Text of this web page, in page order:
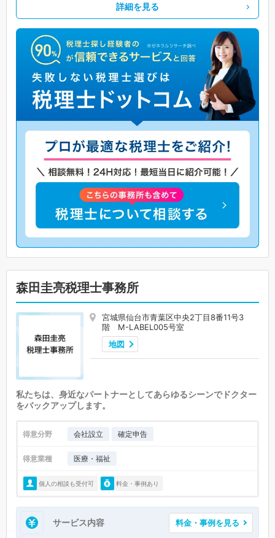
詳細を見る
森田圭亮税理士事務所
宮城県仙台市青葉区中央2丁目8番11号3
階 M-LABEL005号室
地図
私たちは、身近なパートナーとしてあらゆるシーンでドクター
をバックアップします。
得意分野 会社設立 確定申告
得意業種 医療・福祉
個人の相談も受付可 料金・事例あり
サービス内容 料金・事例を見る